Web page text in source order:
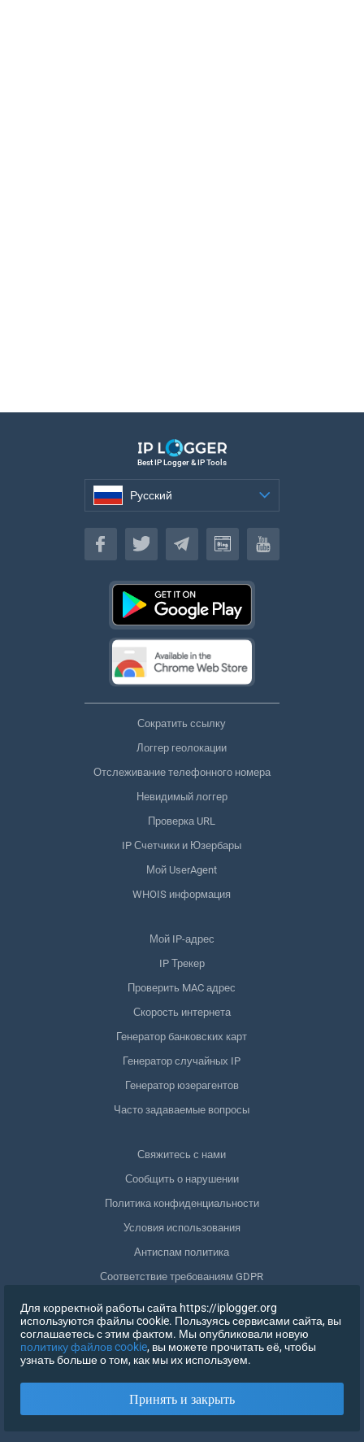
Best IP Logger & IP Tools
Русский
Русский
Сократить ссылку
Логгер геолокации
Отслеживание телефонного номера
Невидимый логгер
Проверка URL
IP Счетчики и Юзербары
Мой UserAgent
WHOIS информация
Мой IP-адрес
IP Трекер
Проверить MAC адрес
Скорость интернета
Генератор банковских карт
Генератор случайных IP
Генератор юзерагентов
Часто задаваемые вопросы
Свяжитесь с нами
Сообщить о нарушении
Политика конфиденциальности
Условия использования
Антиспам политика
Соответствие требованиям GDPR
Удалить мои данные
Отозвать согласие
ВОЙТИ
Для корректной работы сайта https://iplogger.org
используются файлы cookie. Пользуясь сервисами сайта, вы
соглашаетесь с этим фактом. Мы опубликовали новую
политику файлов cookie, вы можете прочитать её, чтобы
узнать больше о том, как мы их используем.
Принять и закрыть